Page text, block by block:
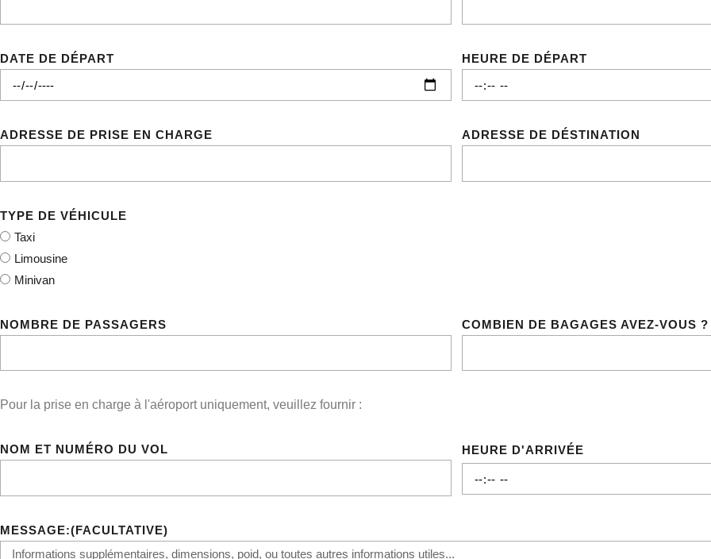
DATE DE DÉPART HEURE DE DÉPART
ADRESSE DE PRISE EN CHARGE ADRESSE DE DÉSTINATION
TYPE DE VÉHICULE
Taxi
Limousine
Minivan
NOMBRE DE PASSAGERS COMBIEN DE BAGAGES AVEZ-VOUS ?
Pour la prise en charge à l'aéroport uniquement, veuillez fournir :
NOM ET NUMÉRO DU VOL HEURE D'ARRIVÉE
MESSAGE:(FACULTATIVE)